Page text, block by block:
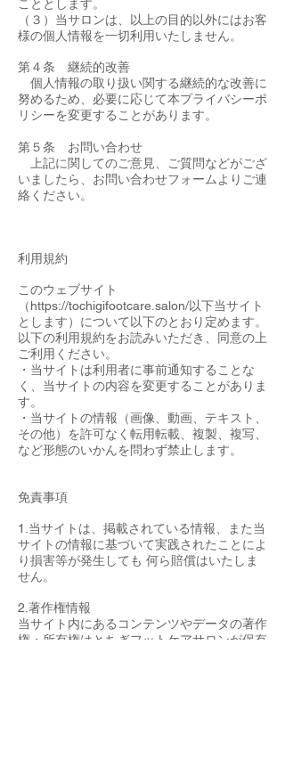
こととします。
（３）当サロンは、以上の目的以外にはお客
様の個人情報を一切利用いたしません。
第４条 継続的改善
個人情報の取り扱い関する継続的な改善に
努めるため、必要に応じて本プライバシーポ
リシーを変更することがあります。
第５条 お問い合わせ
上記に関してのご意見、ご質問などがござ
いましたら、お問い合わせフォームよりご連
絡ください。
利用規約
このウェブサイト
（https://tochigifootcare.salon/以下当サイト
とします）について以下のとおり定めます。
以下の利用規約をお読みいただき、同意の上
ご利用ください。
・当サイトは利用者に事前通知することな
く、当サイトの内容を変更することがありま
す。
・当サイトの情報（画像、動画、テキスト、
その他）を許可なく転用転載、複製、複写、
など形態のいかんを問わず禁止します。
免責事項
1.当サイトは、掲載されている情報、また当
サイトの情報に基づいて実践されたことによ
り損害等が発生しても 何ら賠償はいたしま
せん。
2.著作権情報
当サイト内にあるコンテンツやデータの著作
権・所有権はとちぎフットケアサロンが保有